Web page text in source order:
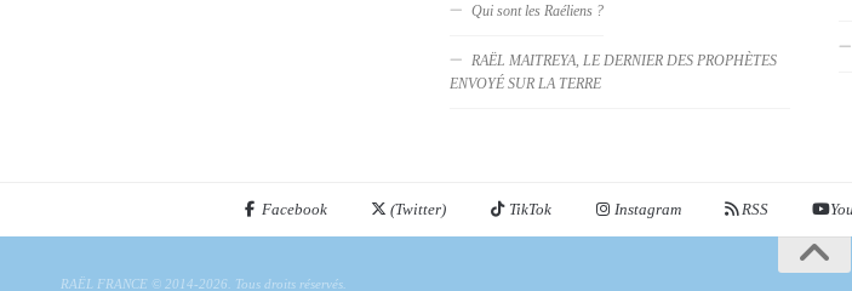
Qui sont les Raéliens ?
RAËL MAITREYA, LE DERNIER DES PROPHÈTES
ENVOYÉ SUR LA TERRE
Facebook (Twitter) TikTok Instagram RSS
RAËL FRANCE © 2014-2026. Tous droits réservés.